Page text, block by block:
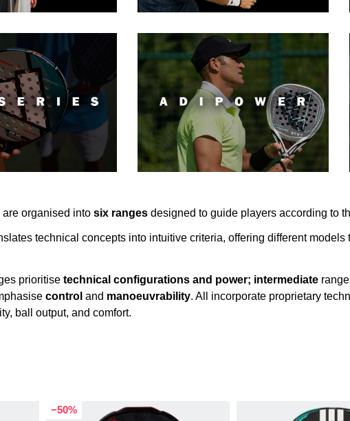
are organised intosix ranges designed to guide players according to
technical concepts into intuitive criteria, offering different models
prioritisetechnical configurations and power; intermediate
control and manoeuvrability. All incorporate proprietary
ball output, and comfort.
−50%